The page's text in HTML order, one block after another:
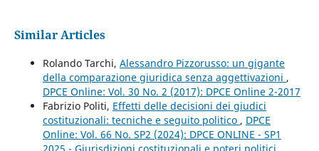
Similar Articles
Rolando Tarchi, Alessandro Pizzorusso: un gigante
della comparazione giuridica senza aggettivazioni ,
DPCE Online: Vol. 30 No. 2 (2017): DPCE Online 2-2017
Fabrizio Politi, Effetti delle decisioni dei giudici
costituzionali: tecniche e seguito politico , DPCE
Online: Vol. 66 No. SP2 (2024): DPCE ONLINE - SP1